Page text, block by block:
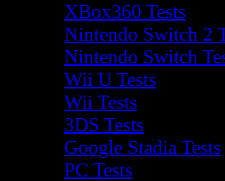
XBox360 Tests
Nintendo Switch 2
Nintendo Switch
Wii U Tests
Wii Tests
3DS Tests
Google Stadia Tests
PC Tests